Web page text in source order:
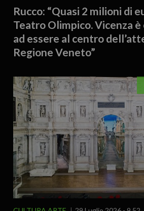
Rucco: “Quasi 2 milioni di
Teatro Olimpico. Vicenza
ad essere al centro
Regione Veneto”